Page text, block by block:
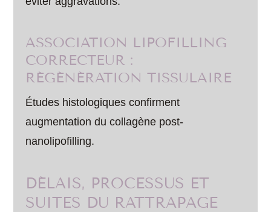
ASSOCIATION LIPOFILLING
CORRECTEUR :
RÉGÉNÉRATION TISSULAIRE
Études histologiques confirment
augmentation du collagène post-
nanolipofilling.
DÉLAIS, PROCESSUS ET
SUITES DU RATTRAPAGE